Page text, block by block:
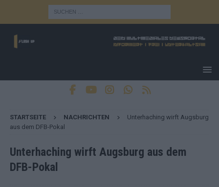
STARTSEITE NACHRICHTEN
Unterhaching wirft Augsburg
aus dem DFB-Pokal
Unterhaching wirft Augsburg aus dem
DFB-Pokal